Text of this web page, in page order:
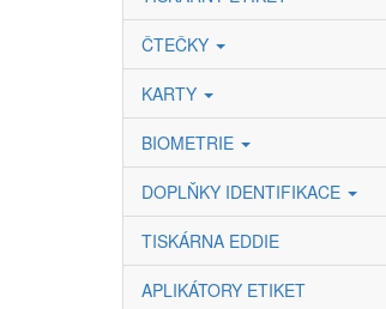
ČTEČKY
KARTY
BIOMETRIE
DOPLŇKY IDENTIFIKACE
TISKÁRNA EDDIE
APLIKÁTORY ETIKET